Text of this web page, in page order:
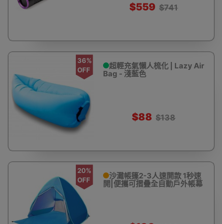
$559 $741
36%
OFF
超輕充氣懶人梳化 | Lazy Air
Bag - 淺藍色
$88 $138
20%
OFF
沙灘帳篷2-3人速開款 1秒速
開|便攜可摺疊全自動戶外帳幕